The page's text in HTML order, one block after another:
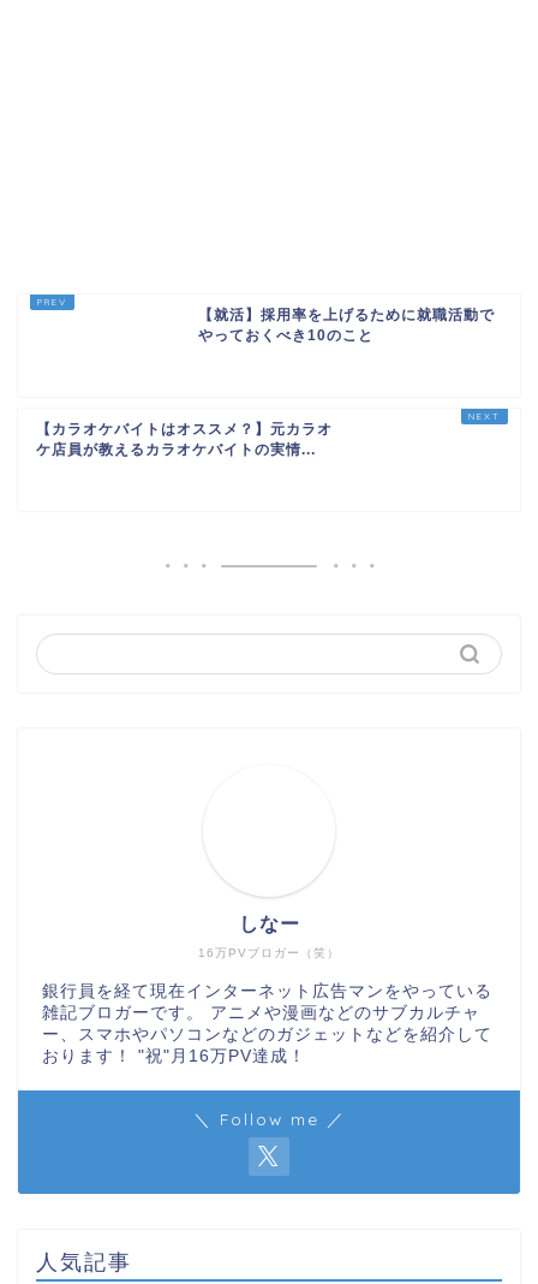
【就活】採用率を上げるために就職活動で
やっておくべき10のこと
【カラオケバイトはオススメ？】元カラオ
ケ店員が教えるカラオケバイトの実情...
16万PVブロガー（笑）
しなー
銀行員を経て現在インターネット広告マンをやっている
雑記ブロガーです。 アニメや漫画などのサブカルチャ
ー、スマホやパソコンなどのガジェットなどを紹介して
おります！ "祝"月16万PV達成！
＼ Follow me ／
人気記事